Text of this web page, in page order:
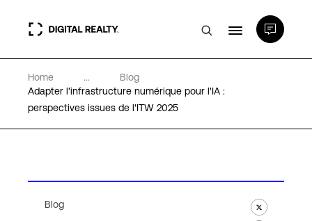
Data Centers
PlatformDIGITAL®
Home ...
Blog
Adapter l'infrastructure numérique pour l'IA :
perspectives issues de l'ITW 2025
Blog